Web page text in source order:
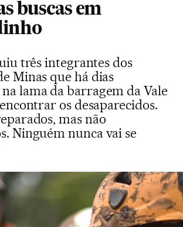
buscas em
três integrantes dos
Minas que há dias
lama da barragem da Vale
os desaparecidos.
mas não
Ninguém nunca vai se